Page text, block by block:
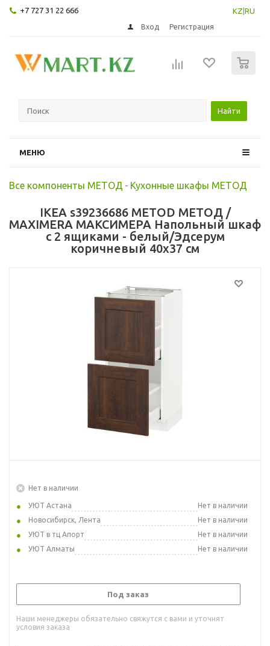
+7 727 31 22 666 KZ RU
Вход Регистрация
Найти
МЕНЮ
Все компоненты МЕТОД - Кухонные шкафы МЕТОД
IKEA s39236686 METOD МЕТОД /
MAXIMERA МАКСИМЕРА Напольный шкаф
с 2 ящиками - белый/Эдсерум
коричневый 40x37 см
Нет в наличии
УЮТ Астана
Нет в наличии
Новосибирск, Лента
Нет в наличии
УЮТ в тц Апорт
Нет в наличии
УЮТ Алматы
Нет в наличии
Под заказ
Наши менеджеры обязательно свяжутся с вами и уточнят
условия заказа